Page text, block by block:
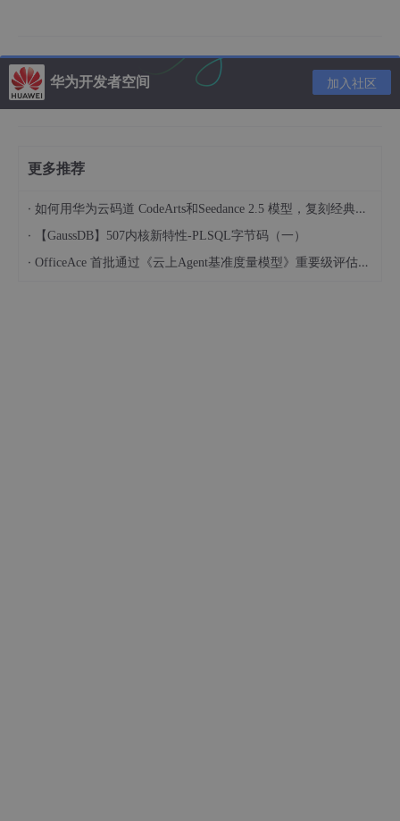
华为开发者空间 加入社区
更多推荐
· 如何用华为云码道 CodeArts和Seedance 2.5 模型，复刻经典画作名场面
· 【GaussDB】507内核新特性-PLSQL字节码（一）
· OfficeAce 首批通过《云上Agent基准度量模型》重要级评估，定义智能体可信新标杆